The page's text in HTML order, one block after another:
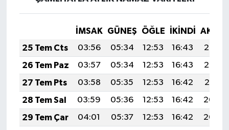
İMSAK GÜNEŞ ÖĞLE İKINDI
25 Tem Cts
03:56 05:34 12:53 16:43
20:03
26 Tem Paz
03:57 05:34 12:53 16:43
20:02
27 Tem Pts
03:58 05:35 12:53 16:42
20:01
28 Tem Sal
03:59 05:36 12:53 16:42
20:00
29 Tem Çar
04:01 05:37 12:53 16:42
20:00